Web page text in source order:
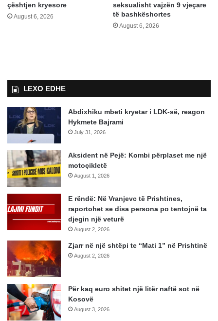
çështjen kryesore
August 6, 2026
seksualisht vajzën 9 vjeçare
të bashkëshortes
August 6, 2026
LEXO EDHE
Abdixhiku mbeti kryetar i LDK-së, reagon
Hykmete Bajrami
July 31, 2026
Aksident në Pejë: Kombi përplaset me një
motoçikletë
August 1, 2026
E rëndë: Në Vranjevc të Prishtines,
raportohet se disa persona po tentojnë ta
djegin një veturë
August 2, 2026
Zjarr në një shtëpi te “Mati 1” në Prishtinë
August 2, 2026
Për kaq euro shitet një litër naftë sot në
Kosovë
August 3, 2026